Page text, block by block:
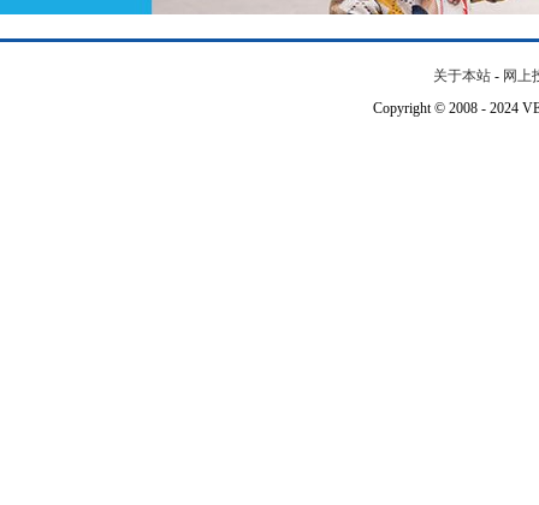
关于本站 - 网上
Copyright © 2008 - 2024